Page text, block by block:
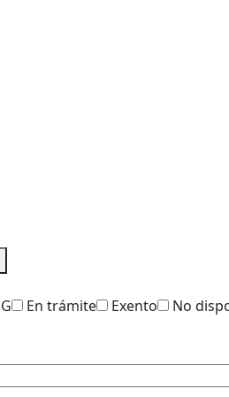
G En trámite Exento
No